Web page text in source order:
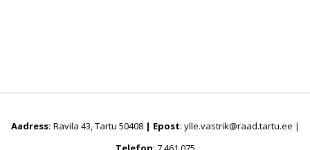
Aadress: Ravila 43, Tartu 50408| Epost: ylle.vastrik@raad.tartu.ee |